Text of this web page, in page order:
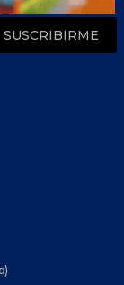
SUSCRIBIRME